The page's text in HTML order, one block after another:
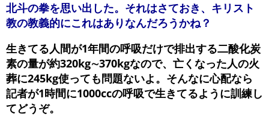
北斗の拳を思い出した。それはさておき、キリスト
教の教義的にこれはありなんだろうかね？
生きてる人間が1年間の呼吸だけで排出する二酸化炭
素の量が約320kg∼370kgなので、亡くなった人の火
葬に245kg使っても問題ないよ。そんなに心配なら
記者が1時間に1000ccの呼吸で生きてるように訓練し
てどうぞ。